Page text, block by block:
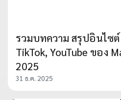
รวมบทความ สรุปอินไซต์
TikTok, YouTube ของ
2025
31 ธ.ค. 2025